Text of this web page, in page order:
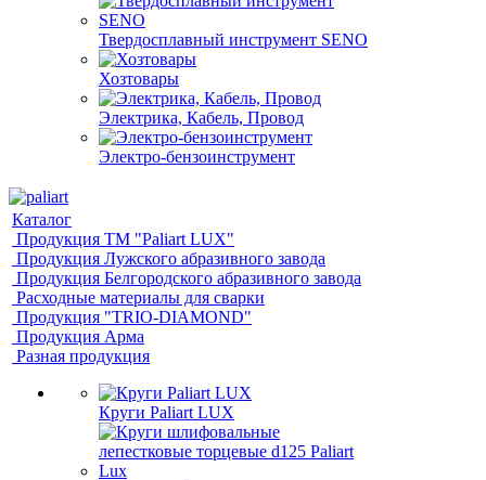
Твердосплавный инструмент SENO
Хозтовары
Электрика, Кабель, Провод
Электро-бензоинструмент
Каталог
Продукция ТМ "Paliart LUX"
Продукция Лужского абразивного завода
Продукция Белгородского абразивного завода
Расходные материалы для сварки
Продукция "TRIO-DIAMOND"
Продукция Арма
Разная продукция
Круги Paliart LUX